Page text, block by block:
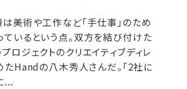
美術や工作など「手仕事」のため
ているという点。双方を結び付けた
ロジェクトのクリエイティブディレ
たHandの八木秀人さんだ。「2社に
...